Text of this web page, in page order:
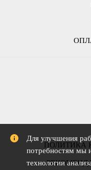
ПОЛИТИКА
Для улучшения
потребностям мы
технологии